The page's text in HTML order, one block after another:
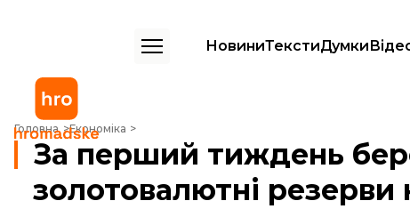
НовиниТекстиДумки
Головна Економіка
За перший тиждень березня Нацбанк збільшив золотовалютні
За перший тиждень
золотовалютні